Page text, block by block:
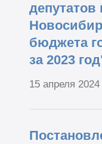
депутатов
бюджета
за 2023
15 апреля 2024